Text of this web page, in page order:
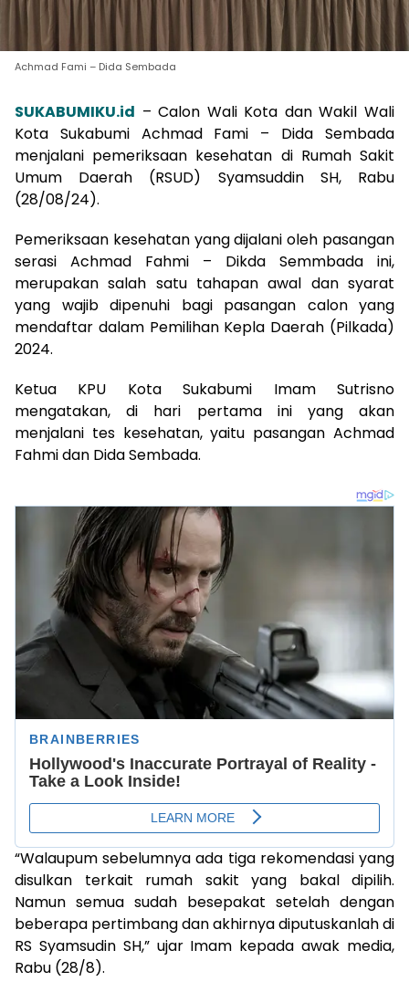
Achmad Fami – Dida Sembada
SUKABUMIKU.id – Calon Wali Kota dan Wakil Wali
Kota Sukabumi Achmad Fami – Dida Sembada
menjalani pemeriksaan kesehatan di Rumah Sakit
Umum Daerah (RSUD) Syamsuddin SH, Rabu
(28/08/24).
Pemeriksaan kesehatan yang dijalani oleh pasangan
serasi Achmad Fahmi – Dikda Semmbada ini,
merupakan salah satu tahapan awal dan syarat
yang wajib dipenuhi bagi pasangan calon yang
mendaftar dalam Pemilihan Kepla Daerah (Pilkada)
2024.
Ketua KPU Kota Sukabumi Imam Sutrisno
mengatakan, di hari pertama ini yang akan
menjalani tes kesehatan, yaitu pasangan Achmad
Fahmi dan Dida Sembada.
“Walaupum sebelumnya ada tiga rekomendasi yang
disulkan terkait rumah sakit yang bakal dipilih.
Namun semua sudah besepakat setelah dengan
beberapa pertimbang dan akhirnya diputuskanlah di
RS Syamsudin SH,” ujar Imam kepada awak media,
Rabu (28/8).